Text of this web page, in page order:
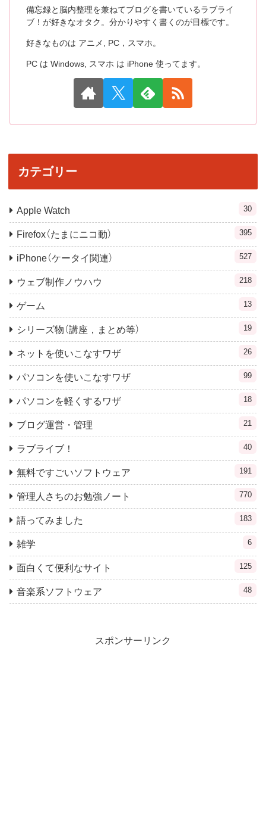
備忘録と脳内整理を兼ねてブログを書いているラブライ
ブ！が好きなオタク。分かりやすく書くのが目標です。
好きなものは アニメ, PC，スマホ。
PC は Windows, スマホ は iPhone 使ってます。
カテゴリー
Apple Watch 30
Firefox（たまにニコ動） 395
iPhone（ケータイ関連） 527
ウェブ制作ノウハウ 218
ゲーム 13
シリーズ物（講座，まとめ等） 19
ネットを使いこなすワザ 26
パソコンを使いこなすワザ 99
パソコンを軽くするワザ 18
ブログ運営・管理 21
ラブライブ！ 40
無料ですごいソフトウェア 191
管理人さちのお勉強ノート 770
語ってみました 183
雑学 6
面白くて便利なサイト 125
音楽系ソフトウェア 48
スポンサーリンク